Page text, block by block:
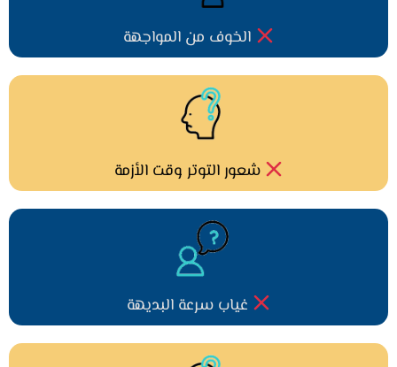
الخوف من المواجهة
شعور التوتر وقت الأزمة
غياب سرعة البديهة